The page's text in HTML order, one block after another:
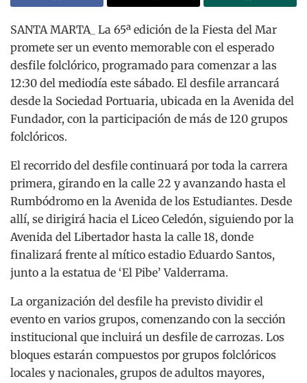
SANTA MARTA_ La 65ª edición de la Fiesta del Mar
promete ser un evento memorable con el esperado
desfile folclórico, programado para comenzar a las
12:30 del mediodía este sábado. El desfile arrancará
desde la Sociedad Portuaria, ubicada en la Avenida del
Fundador, con la participación de más de 120 grupos
folclóricos.
El recorrido del desfile continuará por toda la carrera
primera, girando en la calle 22 y avanzando hasta el
Rumbódromo en la Avenida de los Estudiantes. Desde
allí, se dirigirá hacia el Liceo Celedón, siguiendo por la
Avenida del Libertador hasta la calle 18, donde
finalizará frente al mítico estadio Eduardo Santos,
junto a la estatua de ‘El Pibe’ Valderrama.
La organización del desfile ha previsto dividir el
evento en varios grupos, comenzando con la sección
institucional que incluirá un desfile de carrozas. Los
bloques estarán compuestos por grupos folclóricos
locales y nacionales, grupos de adultos mayores,